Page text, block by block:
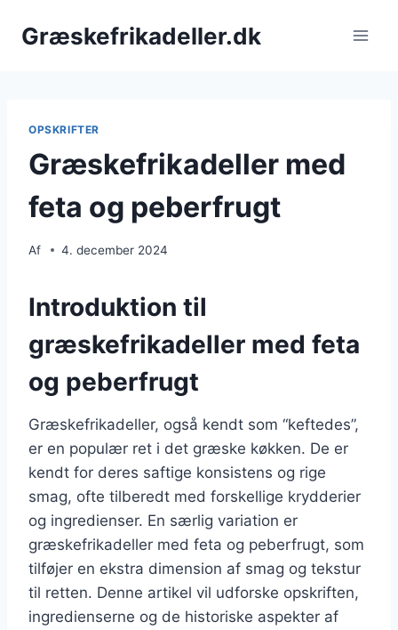
Græskefrikadeller.dk
OPSKRIFTER
Græskefrikadeller med
feta og peberfrugt
Af 4. december 2024
Introduktion til
græskefrikadeller med feta
og peberfrugt
Græskefrikadeller, også kendt som “keftedes”,
er en populær ret i det græske køkken. De er
kendt for deres saftige konsistens og rige
smag, ofte tilberedt med forskellige krydderier
og ingredienser. En særlig variation er
græskefrikadeller med feta og peberfrugt, som
tilføjer en ekstra dimension af smag og tekstur
til retten. Denne artikel vil udforske opskriften,
ingredienserne og de historiske aspekter af